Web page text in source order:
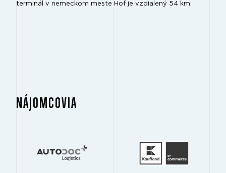
terminál v nemeckom meste Hof je vzdialený 54 km.
NÁJOMCOVIA